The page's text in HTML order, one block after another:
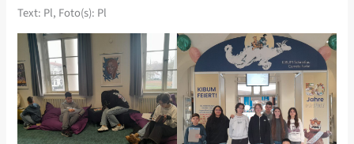
Text: Pl, Foto(s): Pl